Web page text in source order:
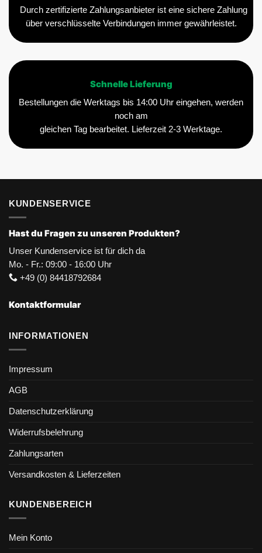
Durch zertifizierte Zahlungsanbieter ist eine sichere Zahlung
über verschlüsselte Verbindungen immer gewährleistet.
Schnelle Lieferung
Bestellungen die Werktags bis 14:00 Uhr eingehen, werden
noch am
gleichen Tag bearbeitet. Lieferzeit 2-3 Werktage.
KUNDENSERVICE
Hast du Fragen zu unseren Produkten?
Unser Kundenservice ist für dich da
Mo. - Fr.: 09:00 - 16:00 Uhr
+49 (0) 84418792684
Kontaktformular
INFORMATIONEN
Impressum
AGB
Datenschutzerklärung
Widerrufsbelehrung
Zahlungsarten
Versandkosten & Lieferzeiten
KUNDENBEREICH
Mein Konto